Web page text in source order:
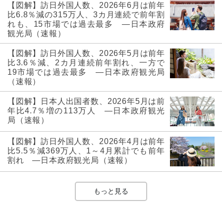
【図解】訪日外国人数、2026年6月は前年
比6.8％減の315万人、3カ月連続で前年割
れも、15市場では過去最多 ―日本政府
観光局（速報）
【図解】訪日外国人数、2026年5月は前年
比3.6％減、2カ月連続前年割れ、一方で
19市場では過去最多 ―日本政府観光局
（速報）
【図解】日本人出国者数、2026年5月は前
年比4.7％増の113万人 ―日本政府観光
局（速報）
【図解】訪日外国人数、2026年4月は前年
比5.5％減369万人、1～4月累計でも前年
割れ ―日本政府観光局（速報）
もっと見る